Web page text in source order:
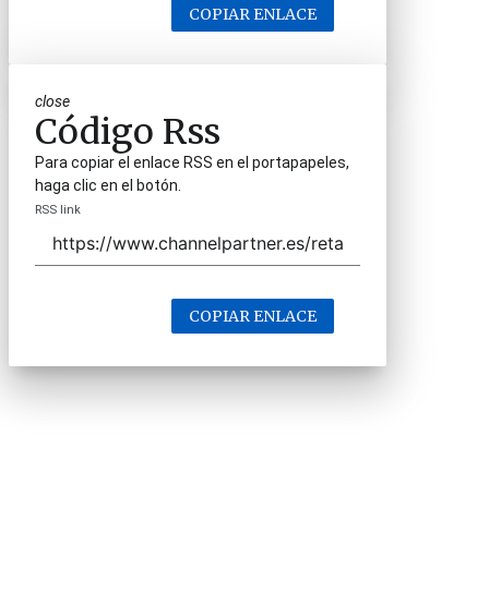
COPIAR ENLACE
close
Código Rss
Para copiar el enlace RSS en el portapapeles,
haga clic en el botón.
RSS link
COPIAR ENLACE